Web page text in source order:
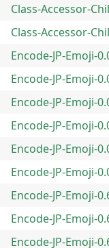
Class-Accessor-
Class-Accessor-
Encode-JP-Emoji-
Encode-JP-Emoji-
Encode-JP-Emoji-
Encode-JP-Emoji-
Encode-JP-Emoji-
Encode-JP-Emoji-
Encode-JP-Emoji-
Encode-JP-Emoji-
Encode-JP-Emoji-